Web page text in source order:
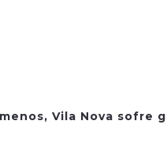
Vila Nova sofre